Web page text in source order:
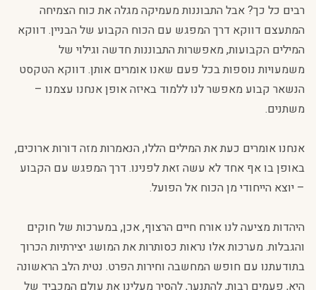
רבים כל כך? אבל התבוננות מעמיקה מגלה את כוח הצמיחה
המתעצם דווקא דרך המפגש עם הכוח הקבוע של הבניין. דווקא
המילים הקבועות, מאפשרות התבוננות חדשה וגילוי של
משמעויות נוספות בכל פעם שאנו אומרים אותן. דווקא הטקסט
הנשאר קבוע מאפשר לנו ללמוד באיזה אופן אנחנו עצמנו –
משתנים.
אנחנו אומרים כעת את המילים הללו, הנאמרות מזה דורות ארוכים,
באופן בו אף אחד לא עשה זאת לפנינו. דרך המפגש עם הקבוע
– יוצא הייחודי מן הכוח אל הפועל.
היהדות מציעה לנו אורח חיים הרצוף, אכן, במערכות של חוקים
והגבלות. מערכות אלו נראות כסותרות את המושג יצירתיות הכרוך
בתודעתנו עם חופש המחשבה וחירות הפרט. נטית הלב הראשונה
היא, פעמים רבות, להתנער, להסיר מעלינו את עולם המכביד של